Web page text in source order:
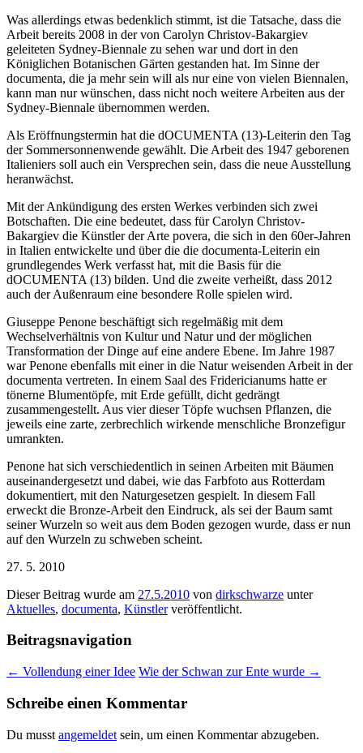
Was allerdings etwas bedenklich stimmt, ist die Tatsache, dass die
Arbeit bereits 2008 in der von Carolyn Christov-Bakargiev
geleiteten Sydney-Biennale zu sehen war und dort in den
Königlichen Botanischen Gärten gestanden hat. Im Sinne der
documenta, die ja mehr sein will als nur eine von vielen Biennalen,
kann man nur wünschen, dass nicht noch weitere Arbeiten aus der
Sydney-Biennale übernommen werden.
Als Eröffnungstermin hat die dOCUMENTA (13)-Leiterin den Tag
der Sommersonnenwende gewählt. Die Arbeit des 1947 geborenen
Italieniers soll auch ein Versprechen sein, dass die neue Ausstellung
heranwächst.
Mit der Ankündigung des ersten Werkes verbinden sich zwei
Botschaften. Die eine bedeutet, dass für Carolyn Christov-
Bakargiev die Künstler der Arte povera, die sich in den 60er-Jahren
in Italien entwickelte und über die die documenta-Leiterin ein
grundlegendes Werk verfasst hat, mit die Basis für die
dOCUMENTA (13) bilden. Und die zweite verheißt, dass 2012
auch der Außenraum eine besondere Rolle spielen wird.
Giuseppe Penone beschäftigt sich regelmäßig mit dem
Wechselverhältnis von Kultur und Natur und der möglichen
Transformation der Dinge auf eine andere Ebene. Im Jahre 1987
war Penone ebenfalls mit einer in die Natur weisenden Arbeit in der
documenta vertreten. In einem Saal des Fridericianums hatte er
tönerne Blumentöpfe, mit Erde gefüllt, dicht gedrängt
zusammengestellt. Aus vier dieser Töpfe wuchsen Pflanzen, die
jeweils eine zarte, zerbrechlich wirkende menschliche Bronzefigur
umrankten.
Penone hat sich verschiedentlich in seinen Arbeiten mit Bäumen
auseinandergesetzt und dabei, wie das Farbfoto aus Rotterdam
dokumentiert, mit den Naturgesetzen gespielt. In diesem Fall
erweckt die Bronze-Arbeit den Eindruck, als sei der Baum samt
seiner Wurzeln so weit aus dem Boden gezogen wurde, dass er nun
auf den Wurzeln zu schweben scheint.
27. 5. 2010
Dieser Beitrag wurde am 27.5.2010 von dirkschwarze unter
Aktuelles, documenta, Künstlerveröffentlicht.
Beitragsnavigation
← Vollendung einer Idee Wie der Schwan zur Ente wurde →
Schreibe einen Kommentar
Du musst angemeldet sein, um einen Kommentar abzugeben.